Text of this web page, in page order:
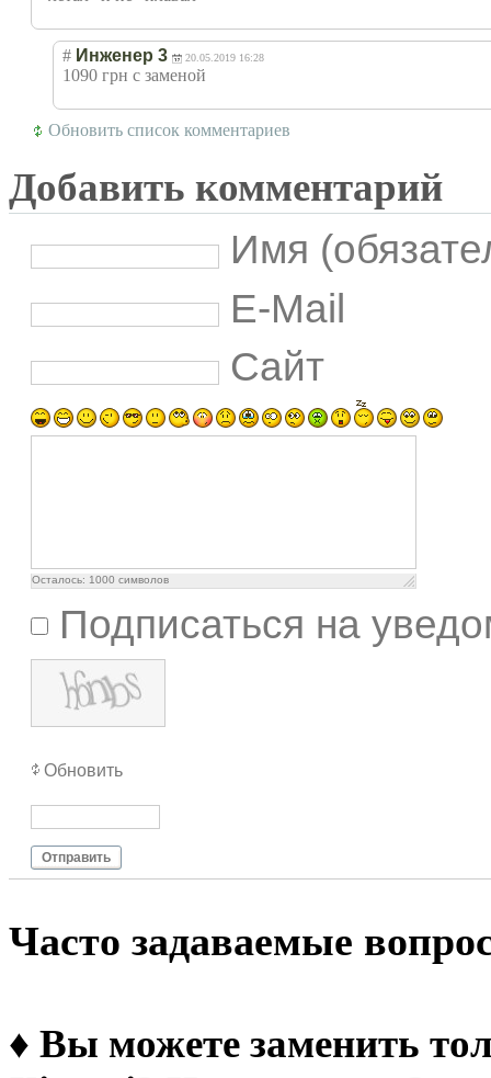
# Инженер 3 20.05.2019 16:28
1090 грн с заменой
Обновить список комментариев
Добавить комментарий
Имя
E-Mail
Сайт
Осталось: 1000 символов
Подписаться на
Обновить
Отправить
Чacтo зaдaвaeмыe
♦ Вы можете заменить